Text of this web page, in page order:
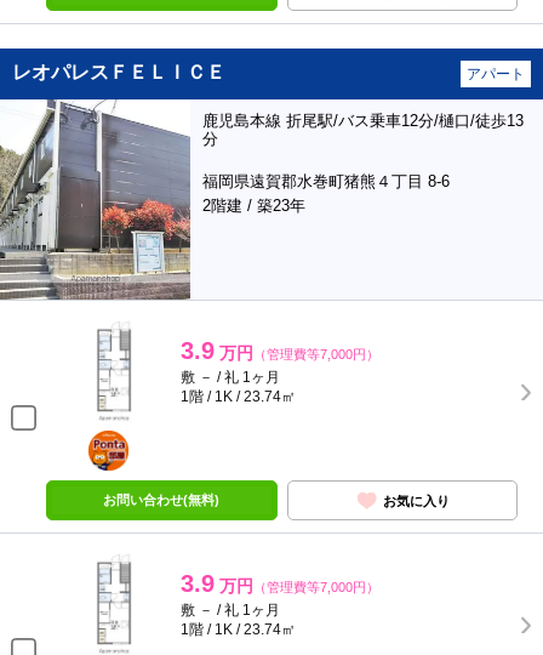
レオパレスＦＥＬＩＣＥ アパート
鹿児島本線 折尾駅/バス乗車12分/樋口/徒歩13
分
福岡県遠賀郡水巻町猪熊４丁目 8-6
2階建 / 築23年
3.9 万円 （管理費等7,000円）
敷 － / 礼 1ヶ月
1階 / 1K / 23.74㎡
ポンタ
部屋
お問い合わせ(無料) お気に入り
3.9 万円 （管理費等7,000円）
敷 － / 礼 1ヶ月
1階 / 1K / 23.74㎡